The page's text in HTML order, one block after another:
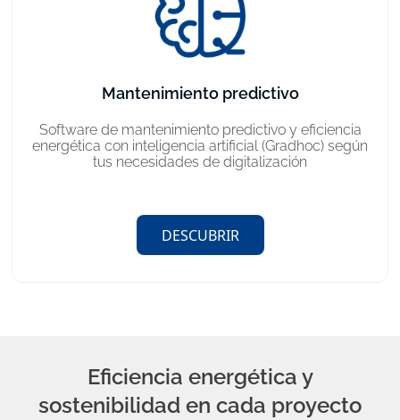
Mantenimiento predictivo
Software de mantenimiento predictivo y eficiencia
energética con inteligencia artificial (Gradhoc) según
tus necesidades de digitalización
DESCUBRIR
Eficiencia energética y
sostenibilidad en cada proyecto